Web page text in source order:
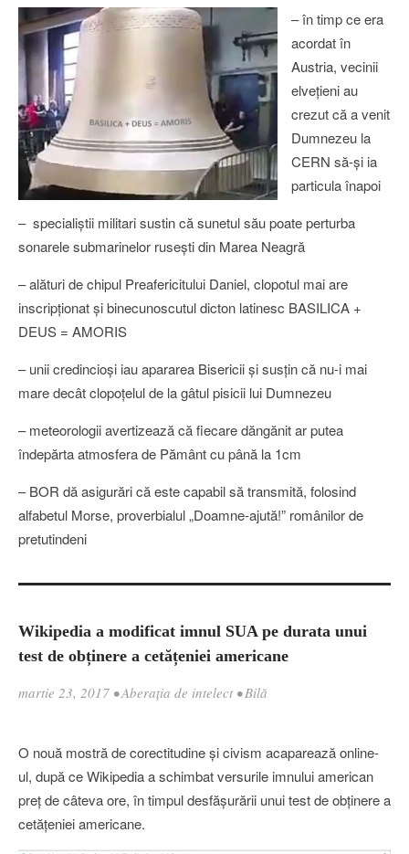
– în timp ce era
acordat în
Austria, vecinii
elveţieni au
crezut că a venit
Dumnezeu la
CERN să-şi ia
particula înapoi
– specialiştii militari sustin că sunetul său poate perturba
sonarele submarinelor ruseşti din Marea Neagră
– alături de chipul Preafericitului Daniel, clopotul mai are
inscripţionat şi binecunoscutul dicton latinesc BASILICA +
DEUS = AMORIS
– unii credincioşi iau apararea Bisericii şi susţin că nu-i mai
mare decât clopoţelul de la gâtul pisicii lui Dumnezeu
– meteorologii avertizează că fiecare dăngănit ar putea
îndepărta atmosfera de Pământ cu până la 1cm
– BOR dă asigurări că este capabil să transmită, folosind
alfabetul Morse, proverbialul „Doamne-ajută!” românilor de
pretutindeni
Wikipedia a modificat imnul SUA pe durata unui
test de obținere a cetățeniei americane
martie 23, 2017 •Aberația de intelect •Bilă
O nouă mostră de corectitudine și civism acaparează online-
ul, după ce Wikipedia a schimbat versurile imnului american
preț de câteva ore, în timpul desfășurării unui test de obținere a
cetățeniei americane.